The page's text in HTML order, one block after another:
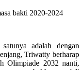
bakti 2020-2024
adalah dengan
Triwatty berharap
Olimpiade 2032 nanti,